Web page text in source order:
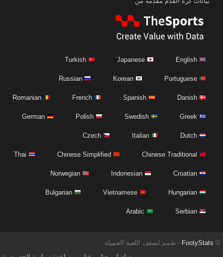
English
Japanese
Turkish
Portuguese
Korean
Russian
Danish
Spanish
French
Romanian
Greek
Swedish
Polish
German
Dutch
Italian
Czech
Chinese Traditional
Chinese Simplified
Thai
Croatian
Indonesian
Norwegian
Hungarian
Vietnamese
Bulgarian
Serbian
Arabic
©
FootyStats - صُمم لشغف اللعبة الجميلة